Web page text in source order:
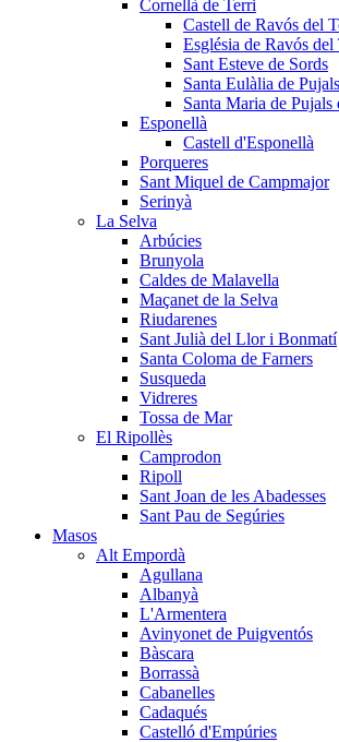
Cornellà de Terri
Castell de Ravós del
Església de Ravós del
Sant Esteve de Sords
Santa Eulàlia de
Santa Maria de Pujals
Esponellà
Castell d'Esponellà
Porqueres
Sant Miquel de Campmajor
Serinyà
La Selva
Arbúcies
Brunyola
Caldes de Malavella
Maçanet de la Selva
Riudarenes
Sant Julià del Llor i Bonmatí
Santa Coloma de Farners
Susqueda
Vidreres
Tossa de Mar
El Ripollès
Camprodon
Ripoll
Sant Joan de les Abadesses
Sant Pau de Segúries
Masos
Alt Empordà
Agullana
Albanyà
L'Armentera
Avinyonet de Puigventós
Bàscara
Borrassà
Cabanelles
Cadaqués
Castelló d'Empúries